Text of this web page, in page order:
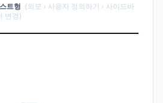
트형 (외모 › 사용자 정의하기 › 사이드바
변경)